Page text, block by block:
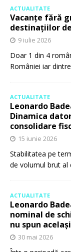
ACTUALITATE
Vacanțe fără
destinațiilor
9 iulie 2026
Doar 1 din 4
României iar
ACTUALITATE
Leonardo
Dinamica
consolidare
15 iunie 2026
Stabilitatea pe
de volumul brut al
ACTUALITATE
Leonardo
nominal de
nu spun
30 mai 2026